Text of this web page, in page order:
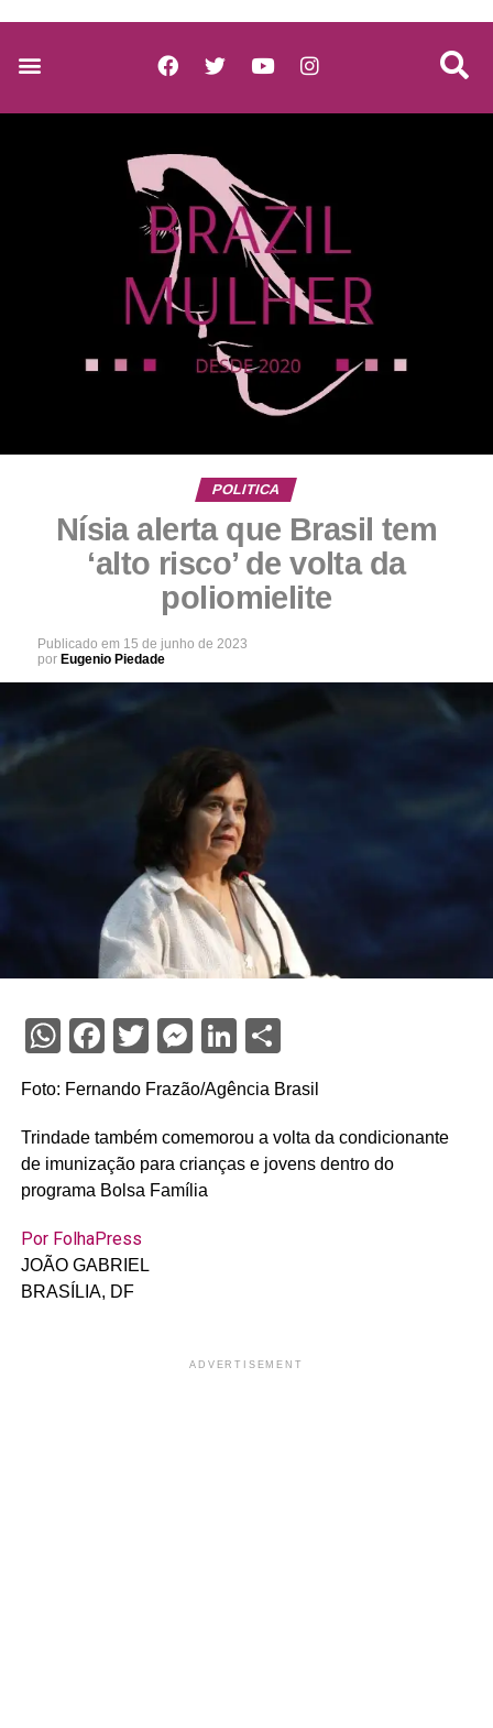
POLITICA
Nísia alerta que Brasil tem
‘alto risco’ de volta da
poliomielite
Publicado em 15 de junho de 2023
por Eugenio Piedade
WhatsApp
Facebook
Twitter
Messenger
LinkedIn
Share
Foto: Fernando Frazão/Agência Brasil
Trindade também comemorou a volta da condicionante
de imunização para crianças e jovens dentro do
programa Bolsa Família
Por FolhaPress
JOÃO GABRIEL
BRASÍLIA, DF
ADVERTISEMENT